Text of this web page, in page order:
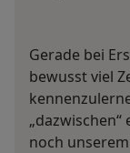
Gerade bei
bewusst viel
noch